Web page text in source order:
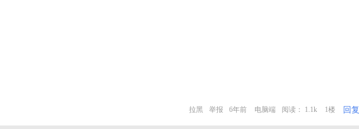
拉黑 举报 6年前 电脑端 阅读： 1.1k 1楼 回复